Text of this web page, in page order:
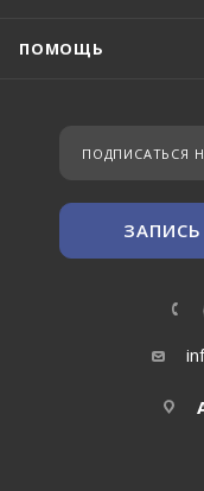
ПОМОЩЬ
ПОДПИСАТЬСЯ